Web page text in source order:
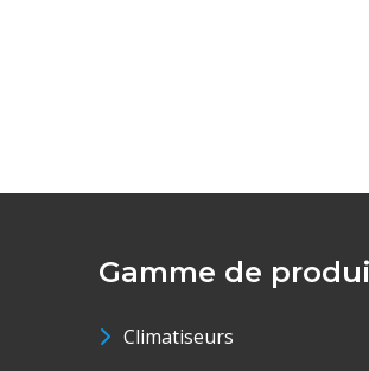
Gamme de
Climatiseurs